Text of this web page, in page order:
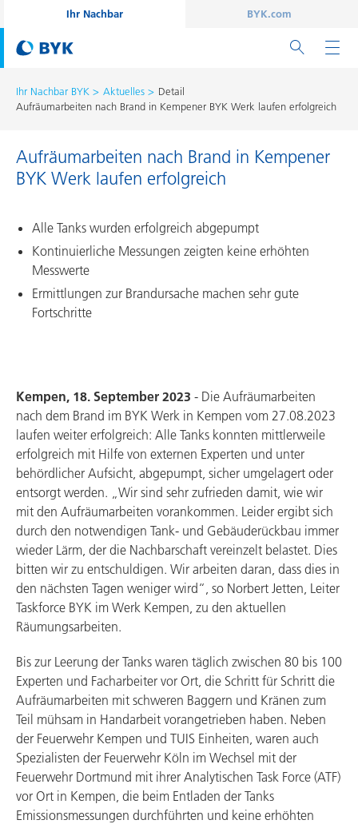
Ihr Nachbar BYK.com
Ihr Nachbar BYK Aktuelles
Detail
Aufräumarbeiten nach Brand in Kempener BYK Werk laufen erfolgreich
Aufräumarbeiten nach Brand in Kempener
BYK Werk laufen erfolgreich
Alle Tanks wurden erfolgreich abgepumpt
Kontinuierliche Messungen zeigten keine erhöhten
Messwerte
Ermittlungen zur Brandursache machen sehr gute
Fortschritte
Kempen, 18. September 2023 - Die Aufräumarbeiten
nach dem Brand im BYK Werk in Kempen vom 27.08.2023
laufen weiter erfolgreich: Alle Tanks konnten mittlerweile
erfolgreich mit Hilfe von externen Experten und unter
behördlicher Aufsicht, abgepumpt, sicher umgelagert oder
entsorgt werden. „Wir sind sehr zufrieden damit, wie wir
mit den Aufräumarbeiten vorankommen. Leider ergibt sich
durch den notwendigen Tank- und Gebäuderückbau immer
wieder Lärm, der die Nachbarschaft vereinzelt belastet. Dies
bitten wir zu entschuldigen. Wir arbeiten daran, dass dies in
den nächsten Tagen weniger wird“, so Norbert Jetten, Leiter
Taskforce BYK im Werk Kempen, zu den aktuellen
Räumungsarbeiten.
Bis zur Leerung der Tanks waren täglich zwischen 80 bis 100
Experten und Facharbeiter vor Ort, die Schritt für Schritt die
Aufräumarbeiten mit schweren Baggern und Kränen zum
Teil mühsam in Handarbeit vorangetrieben haben. Neben
der Feuerwehr Kempen und TUIS Einheiten, waren auch
Spezialisten der Feuerwehr Köln im Wechsel mit der
Feuerwehr Dortmund mit ihrer Analytischen Task Force (ATF)
vor Ort in Kempen, die beim Entladen der Tanks
Emissionsmessungen durchführten und keine erhöhten